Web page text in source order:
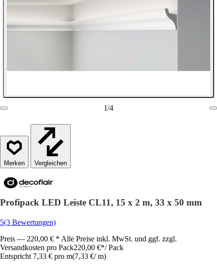
1/4
Vergleichen
Profipack LED Leiste CL11, 15 x 2 m, 33 x 50 mm
5(3 Bewertungen)
Preis — 220,00 € * Alle Preise inkl. MwSt. und ggf. zzgl.
Versandkosten pro Pack220,00 €*/ Pack
Entspricht 7,33 € pro m(7,33 €/ m)